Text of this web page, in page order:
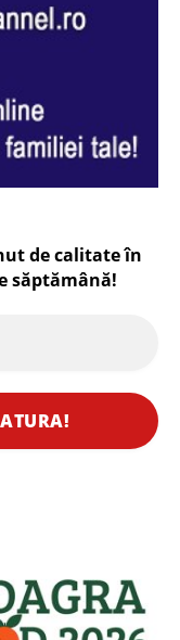
de calitate în
săptămână!